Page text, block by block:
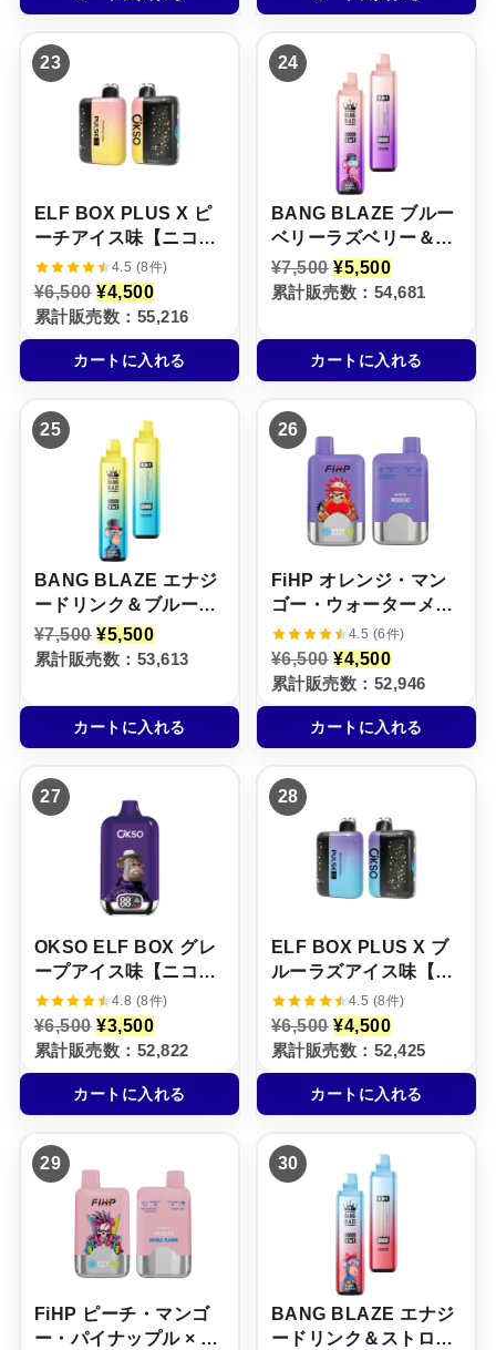
¥
0
0
で
し
。
は
5
0
0
で
す
。
¥
0
0
で
し
た
。
は
,
0
0
で
。
23
ELF BOX PLUS X ピ
ーチアイス味【ニコパ
フ】5%
4.5 (8件)
¥6,500 元
の
価
格
は
¥
0
0
で
し
た
。
¥4,500現
在
の
価
格
は
,
0
0
で
。
累計販売数：55,216
カートに入れる
24
BANG BLAZE ブルー
ベリーラズベリー＆グ
レープアイス＆ミック
スフルーツアイス＆ア
【ニコパフ】5%
¥7,500 元
の
価
は
¥
0
で
し
た
。
¥5,500現
在
の
格
は
¥
で
す
。
累計販売数：54,681
カートに入れる
25
BANG BLAZE エナジ
ードリンク＆ブルーベ
リースイカ＆サワーア
ップルラズベリー＆ハ
5%
¥7,500 元
の
価
は
¥
で
し
た
¥5,500現
在
の
格
は
¥
0
累計販売数：53,613
カートに入れる
26
FiHP オレンジ・マン
ゴー・ウォーターメロ
ン × レッドブル・アイ
ス【ニコパフ】5%
4.5 (6件)
¥6,500 元
の
価
格
は
¥
0
0
で
し
¥4,500現
在
の
価
格
は
5
0
0
で
す
累計販売数：52,946
カートに入れる
27
OKSO ELF BOX グレ
ープアイス味【ニコパ
フ】5%
4.8 (8件)
¥6,500 元
の
価
格
は
¥
5
0
0
で
し
た
。
¥3,500現
在
の
価
格
は
5
0
で
す
。
累計販売数：52,822
カートに入れる
28
ELF BOX PLUS X ブ
ルーラズアイス味【ニ
コパフ】5%4.5 (8件)
¥6,500 元
の
価
格
は
¥
0
0
で
し
た
。
¥4,500現
在
の
価
格
は
,
0
0
で
。
累計販売数：52,425
カートに入れる
29
FiHP ピーチ・マンゴ
ー・パイナップル × チ
30
BANG BLAZE エナジ
ードリンク＆ストロベ